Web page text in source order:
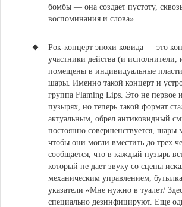
бомбы — она создает пустоту,
воспоминания и слова».
Рок-концерт эпохи ковида — это
участники действа (и исполнители,
помещены в индивидуальные
шары. Именно такой концерт и
группа Flaming Lips. Это не первое
пузырях, но теперь такой формат
актуальным, обрел антиковидный
постоянно совершенствуется,
чтобы они могли вместить до трех
сообщается, что в каждый пузырь
который не дает звуку со сцены
механическим управлением,
указатели «Мне нужно в туалет/
специально дезинфицируют. Еще